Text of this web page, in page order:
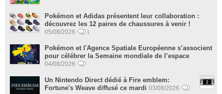
Pokémon et Adidas présentent leur collaboration :
découvrez les 12 paires de chaussures à venir !
05/08/2026 1
Pokémon et l'Agence Spatiale Européenne s’associent
pour célébrer la Semaine mondiale de l’espace
04/08/2026
Un Nintendo Direct dédié à Fire emblem:
Fortune's Weave diffusé ce mardi 03/08/2026